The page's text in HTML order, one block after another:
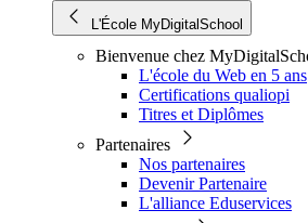
L'École MyDigitalSchool
Bienvenue chez
L'école du Web en 5 ans
Certifications qualiopi
Titres et Diplômes
Partenaires
Nos partenaires
Devenir Partenaire
L'alliance Eduservices